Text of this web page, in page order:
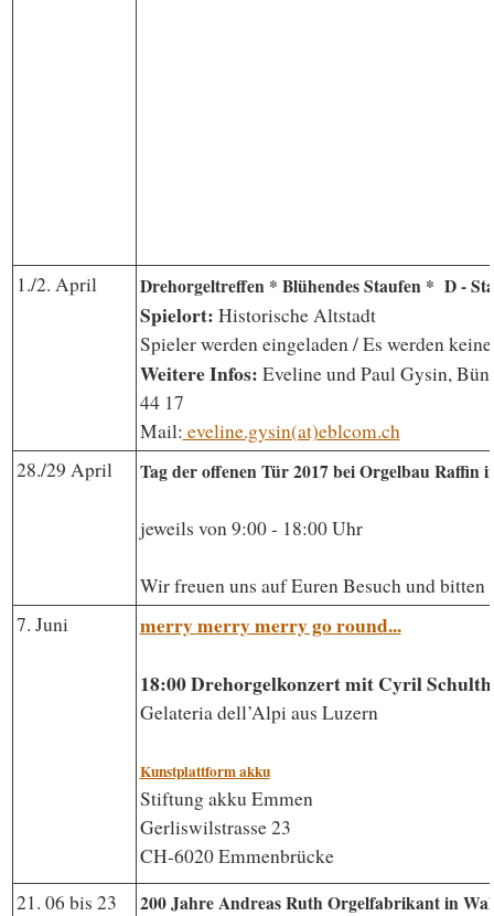
1./2. April Drehorgeltreffen * Blühendes Staufen * D -
Spielort: Historische Altstadt
Spieler werden eingeladen / Es werden
Weitere Infos: Eveline und Paul Gysin,
44 17
Mail: eveline.gysin(at)eblcom.ch
28./29 April
Tag der offenen Tür 2017 bei Orgelbau Raffin
jeweils von 9:00 - 18:00 Uhr
Wir freuen uns auf Euren Besuch und
7. Juni
merry merry merry go round...
18:00 Drehorgelkonzert mit Cyril
Gelateria dell’Alpi aus Luzern
Kunstplattform akku
Stiftung akku Emmen
Gerliswilstrasse 23
CH-6020 Emmenbrücke
21. 06 bis 23
200 Jahre Andreas Ruth Orgelfabrikant in